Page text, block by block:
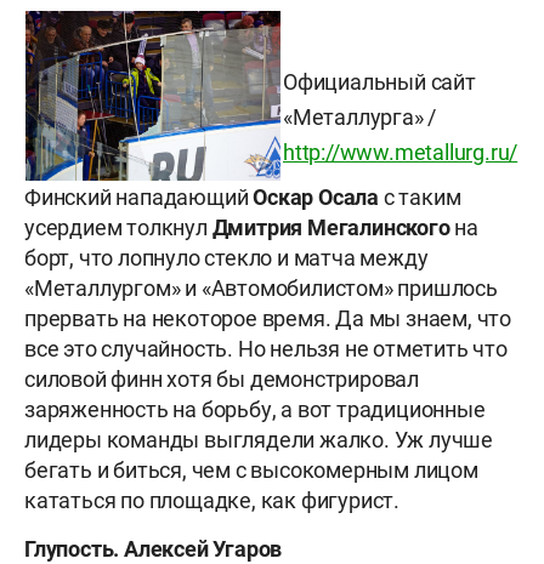
Официальный сайт
«Металлурга» /
http://www.metallurg.ru/
Финский нападающийОскар Осала с таким
усердием толкнул Дмитрия Мегалинскогона
борт, что лопнуло стекло и матча между
«Металлургом» и «Автомобилистом» пришлось
прервать на некоторое время. Да мы знаем, что
все это случайность. Но нельзя не отметить что
силовой финн хотя бы демонстрировал
заряженность на борьбу, а вот традиционные
лидеры команды выглядели жалко. Уж лучше
бегать и биться, чем с высокомерным лицом
кататься по площадке, как фигурист.
Глупость. Алексей Угаров